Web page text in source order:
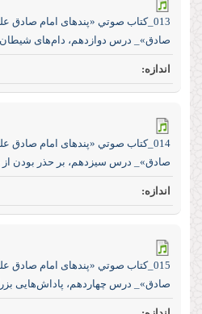
013_كتاب صوتي «پند‌های امام صادق
صادق»_ درس دوازدهم، دام‌های شیطان
014_كتاب صوتي «پند‌های امام صادق
صادق»_ درس سیزدهم، بر حذر بودن از
015_كتاب صوتي «پند‌های امام صادق
صادق»_ درس چهاردهم، پاداش‌هایی